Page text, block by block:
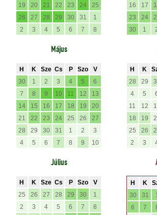
19
20 21 22 23 24
25
26
27 28 29 30 31
1
2
3 4 5 6 7 8
16
17
23
24
30
1
Május
H K Sze Cs P Szo
V
30
1 2 3 4 5
6
7
8 9 10 11 12
13
14
15 16 17 18 19
20
21
22 23 24 25 26
27
28
29 30 31 1 2
3
4
5 6 7 8 9 10
H K
28
29
4
5
11
12
18
19
25
26
2
3
Július
H K Sze Cs P Szo
V
25
26 27 28 29 30
1
2
3 4 5 6 7
8
H K
30
31
6
7